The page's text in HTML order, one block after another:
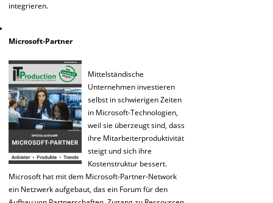
integrieren.
Microsoft-Partner
Mittelständische
Unternehmen investieren
selbst in schwierigen Zeiten
in Microsoft-Technologien,
weil sie überzeugt sind, dass
ihre Mitarbeiterproduktivität
steigt und sich ihre
Kostenstruktur bessert.
Microsoft hat mit dem Microsoft-Partner-Network
ein Netzwerk aufgebaut, das ein Forum für den